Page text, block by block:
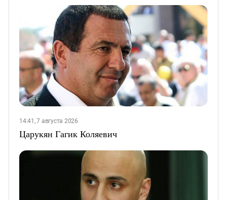
14:41, 7 августа 2026
Царукян Гагик Коляевич